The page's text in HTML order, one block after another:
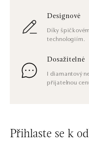
Designové
Díky
technologiím.
Dosažitelné
I diamantový
přijatelnou
Přihlaste se k